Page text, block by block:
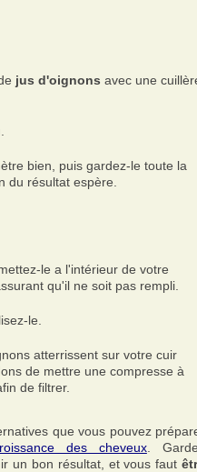
jus d'oignons avec une
bien, puis gardez-le toute la
du résultat espère.
le a l'intérieur de votre
qu'il ne soit pas rempli.
le.
atterrissent sur votre cuir
de mettre une compresse à
de filtrer.
que vous pouvez
des cheveux.
un bon résultat, et vous faut